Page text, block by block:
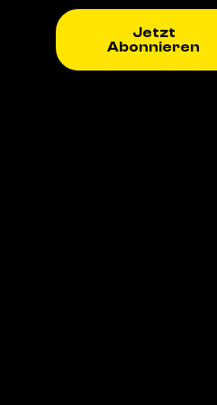
Jetzt
Abonnieren